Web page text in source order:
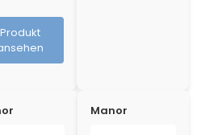
Produkt
Manor